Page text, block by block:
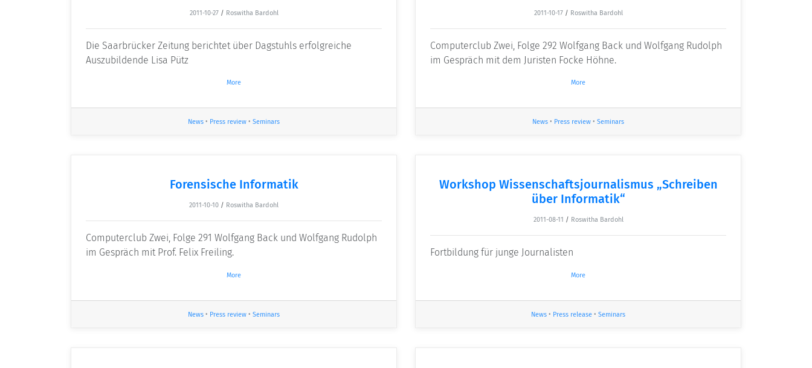
2011-10-27 / Roswitha Bardohl
Die Saarbrücker Zeitung berichtet über Dagstuhls erfolgreiche
Auszubildende Lisa Pütz
More
News • Press review • Seminars
2011-10-17 / Roswitha Bardohl
Computerclub Zwei, Folge 292 Wolfgang Back und Wolfgang Rudolph
im Gespräch mit dem Juristen Focke Höhne.
More
News • Press review • Seminars
Forensische Informatik
2011-10-10 / Roswitha Bardohl
Computerclub Zwei, Folge 291 Wolfgang Back und Wolfgang Rudolph
im Gespräch mit Prof. Felix Freiling.
More
News • Press review • Seminars
Workshop Wissenschaftsjournalismus „Schreiben
über Informatik“
2011-08-11 / Roswitha Bardohl
Fortbildung für junge Journalisten
More
News • Press release • Seminars